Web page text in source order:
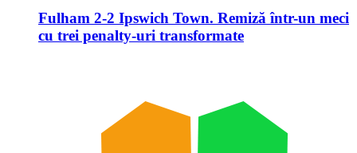
Fulham 2-2 Ipswich Town. Remiză într-un meci
cu trei penalty-uri transformate